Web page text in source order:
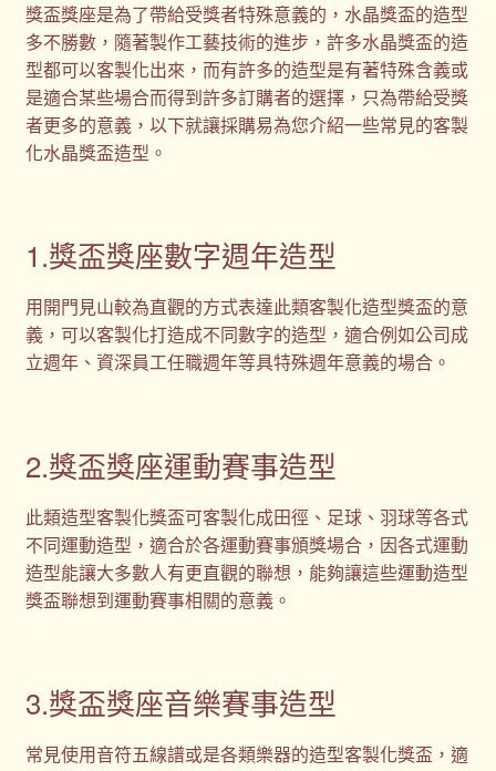
獎盃獎座是為了帶給受獎者特殊意義的，水晶獎盃的造型
多不勝數，隨著製作工藝技術的進步，許多水晶獎盃的造
型都可以客製化出來，而有許多的造型是有著特殊含義或
是適合某些場合而得到許多訂購者的選擇，只為帶給受獎
者更多的意義，以下就讓採購易為您介紹一些常見的客製
化水晶獎盃造型。
1.獎盃獎座數字週年造型
用開門見山較為直觀的方式表達此類客製化造型獎盃的意
義，可以客製化打造成不同數字的造型，適合例如公司成
立週年、資深員工任職週年等具特殊週年意義的場合。
2.獎盃獎座運動賽事造型
此類造型客製化獎盃可客製化成田徑、足球、羽球等各式
不同運動造型，適合於各運動賽事頒獎場合，因各式運動
造型能讓大多數人有更直觀的聯想，能夠讓這些運動造型
獎盃聯想到運動賽事相關的意義。
3.獎盃獎座音樂賽事造型
常見使用音符五線譜或是各類樂器的造型客製化獎盃，適